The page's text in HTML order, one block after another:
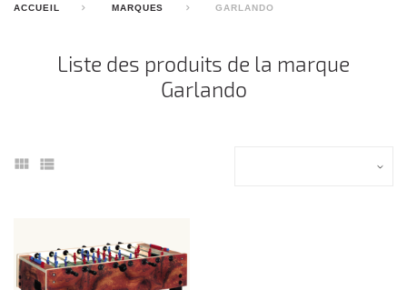
ACCUEIL MARQUES GARLANDO
Liste des produits de la marque
Garlando